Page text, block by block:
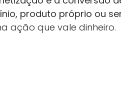
produto próprio ou
ação que vale dinheiro.